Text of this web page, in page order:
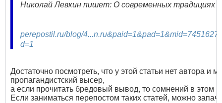
Николай Левкин пишет: О современных традициях
perepostil.ru/blog/
d=1
Достаточно посмотреть, что у этой статьи нет автора и
пропагандистский высер,
а если прочитать бредовый вывод, то сомнений в этом
Если заниматься перепостом таких статей, можно